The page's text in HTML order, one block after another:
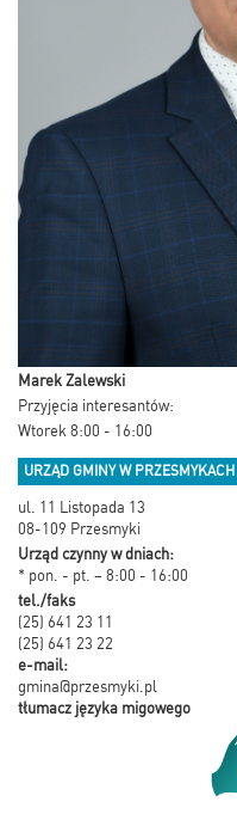
Marek Zalewski
Przyjęcia interesantów:
Wtorek 8:00 - 16:00
URZĄD GMINY W PRZESMYKACH
ul. 11 Listopada 13
08-109 Przesmyki
Urząd czynny w dniach:
* pon. - pt. – 8:00 - 16:00
tel./faks
(25) 641 23 11
(25) 641 23 22
e-mail:
gmina@przesmyki.pl
tłumacz języka migowego